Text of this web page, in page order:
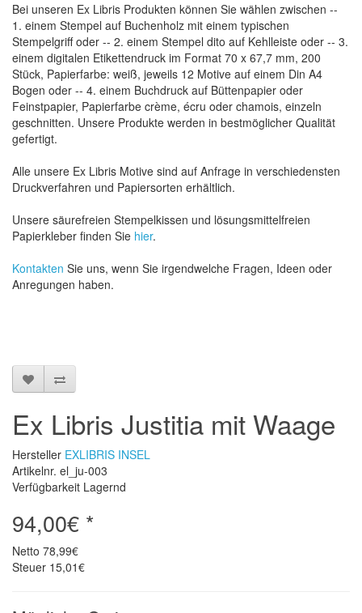
Bei unseren Ex Libris Produkten können Sie wählen zwischen --
1. einem Stempel auf Buchenholz mit einem typischen
Stempelgriff oder -- 2. einem Stempel dito auf Kehlleiste oder -- 3.
einem digitalen Etikettendruck im Format 70 x 67,7 mm, 200
Stück, Papierfarbe: weiß, jeweils 12 Motive auf einem Din A4
Bogen oder -- 4. einem Buchdruck auf Büttenpapier oder
Feinstpapier, Papierfarbe crème, écru oder chamois, einzeln
geschnitten. Unsere Produkte werden in bestmöglicher Qualität
gefertigt.
Alle unsere Ex Libris Motive sind auf Anfrage in verschiedensten
Druckverfahren und Papiersorten erhältlich.
Unsere säurefreien Stempelkissen und lösungsmittelfreien
Papierkleber finden Sie hier.
Kontakten Sie uns, wenn Sie irgendwelche Fragen, Ideen oder
Anregungen haben.
Ex Libris Justitia mit Waage
Hersteller EXLIBRIS INSEL
Artikelnr. el_ju-003
Verfügbarkeit Lagernd
94,00€ *
Netto 78,99€
Steuer 15,01€